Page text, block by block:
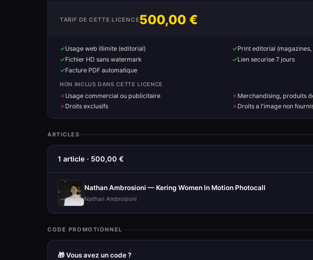
TARIF DE CETTE LICENCE500,00 €
Usage web illimite (editorial)
Print editorial (magazines,
Fichier HD sans watermark
Lien securise 7 jours
Facture PDF automatique
NON INCLUS DANS CETTE LICENCE
Usage commercial ou publicitaire
Merchandising, produits
Droits exclusifs
Droits a l'image non
ARTICLES
1 article · 500,00 €
Nathan Ambrosioni — Kering Women In Motion Photocall
Nathan Ambrosioni
CODE PROMOTIONNEL
🎁 Vous avez un code ?